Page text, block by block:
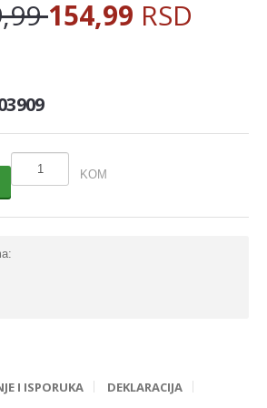
MLEKO
I ULJA
PUDINZI
154,99 RSD
KOM
I ISPORUKA DEKLARACIJA